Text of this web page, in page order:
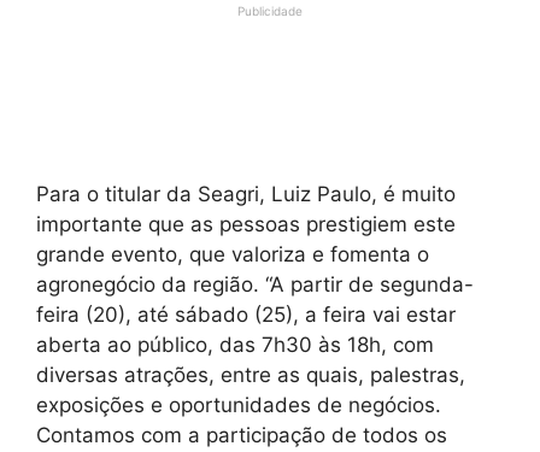
Publicidade
Para o titular da Seagri, Luiz Paulo, é muito
importante que as pessoas prestigiem este
grande evento, que valoriza e fomenta o
agronegócio da região. “A partir de segunda-
feira (20), até sábado (25), a feira vai estar
aberta ao público, das 7h30 às 18h, com
diversas atrações, entre as quais, palestras,
exposições e oportunidades de negócios.
Contamos com a participação de todos os